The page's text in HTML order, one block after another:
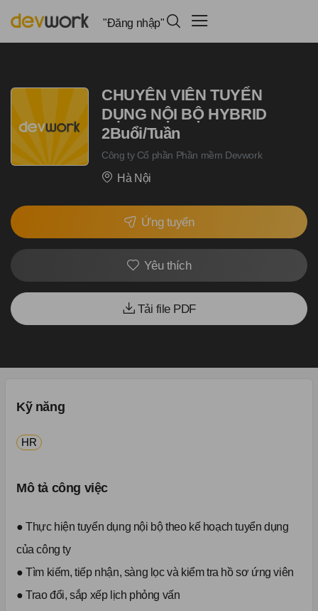
"Đăng nhập"
CHUYÊN VIÊN TUYỂN
DỤNG NỘI BỘ HYBRID
2Buổi/Tuần
Công ty Cổ phần Phần mềm Devwork
Hà Nội
Ứng tuyển
Yêu thích
Tải file PDF
Kỹ năng
HR
Mô tả công việc
● Thực hiện tuyển dụng nội bộ theo kế hoạch tuyển dụng
của công ty
● Tìm kiếm, tiếp nhận, sàng lọc và kiểm tra hồ sơ ứng viên
● Trao đổi, sắp xếp lịch phỏng vấn